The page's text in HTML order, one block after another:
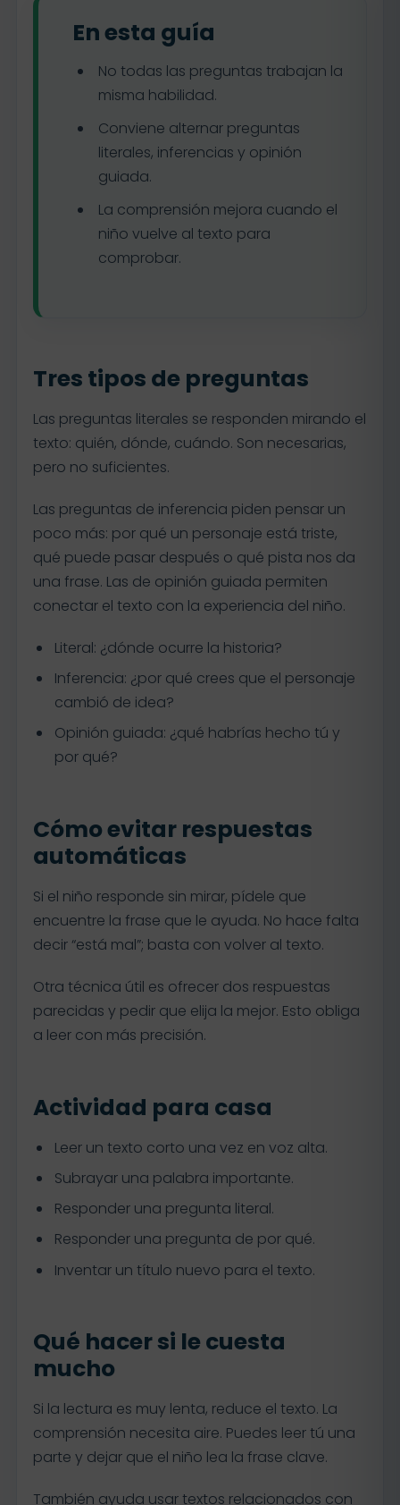
En esta guía
No todas las preguntas trabajan la
misma habilidad.
Conviene alternar preguntas
literales, inferencias y opinión
guiada.
La comprensión mejora cuando el
niño vuelve al texto para
comprobar.
Tres tipos de preguntas
Las preguntas literales se responden mirando el
texto: quién, dónde, cuándo. Son necesarias,
pero no suficientes.
Las preguntas de inferencia piden pensar un
poco más: por qué un personaje está triste,
qué puede pasar después o qué pista nos da
una frase. Las de opinión guiada permiten
conectar el texto con la experiencia del niño.
Literal: ¿dónde ocurre la historia?
Inferencia: ¿por qué crees que el personaje
cambió de idea?
Opinión guiada: ¿qué habrías hecho tú y
por qué?
Cómo evitar respuestas
automáticas
Si el niño responde sin mirar, pídele que
encuentre la frase que le ayuda. No hace falta
decir “está mal”; basta con volver al texto.
Otra técnica útil es ofrecer dos respuestas
parecidas y pedir que elija la mejor. Esto obliga
a leer con más precisión.
Actividad para casa
Leer un texto corto una vez en voz alta.
Subrayar una palabra importante.
Responder una pregunta literal.
Responder una pregunta de por qué.
Inventar un título nuevo para el texto.
Qué hacer si le cuesta
mucho
Si la lectura es muy lenta, reduce el texto. La
comprensión necesita aire. Puedes leer tú una
parte y dejar que el niño lea la frase clave.
También ayuda usar textos relacionados con